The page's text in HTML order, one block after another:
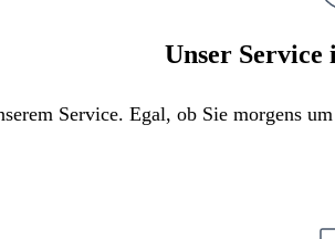
Unser Service
Service. Egal, ob Sie morgens